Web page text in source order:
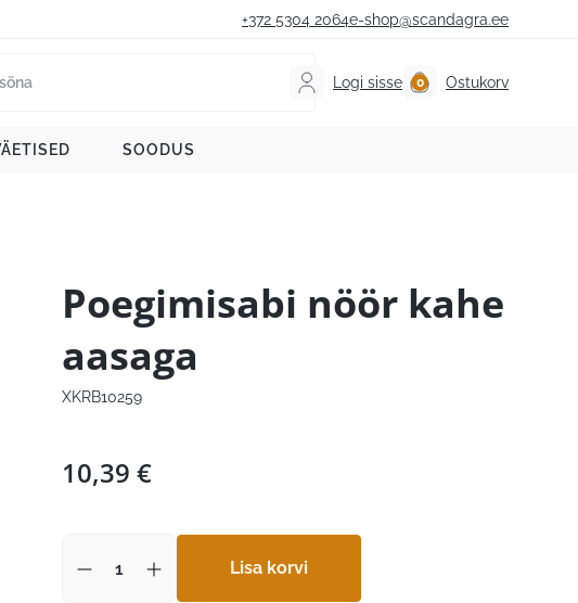
+372 5304 2064e-shop@scandagra.ee
Logi sisse Ostukorv
SOODUS
Poegimisabi nöör kahe
aasaga
XKRB10259
10,39 €
Lisa korvi